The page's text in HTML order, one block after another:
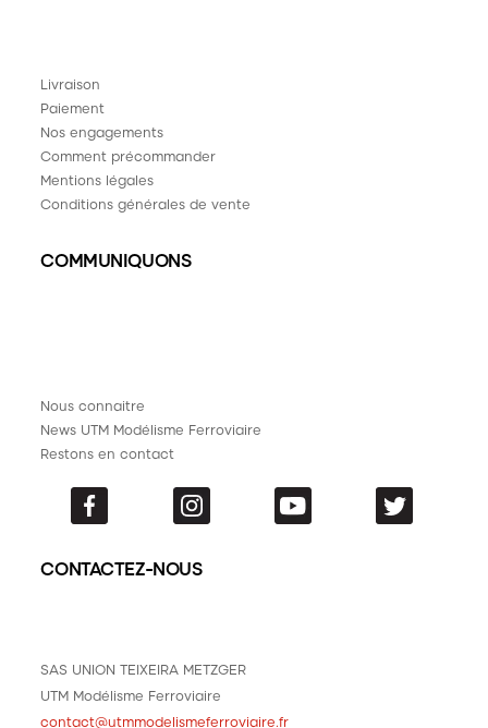
Livraison
Paiement
Nos engagements
Comment précommander
Mentions légales
Conditions générales de vente
COMMUNIQUONS
Nous connaitre
News UTM Modélisme Ferroviaire
Restons en contact
CONTACTEZ-NOUS
SAS UNION TEIXEIRA METZGER
UTM Modélisme Ferroviaire
contact@utmmodelismeferroviaire.fr